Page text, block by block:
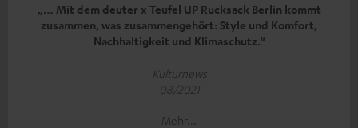
„… Mit dem deuter x Teufel UP Rucksack Berlin kommt
zusammen, was zusammengehört: Style und Komfort,
Nachhaltigkeit und Klimaschutz.“
Kulturnews
08/2021
Mehr...